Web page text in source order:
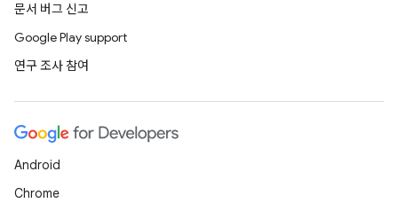
문서 버그 신고
Google Play support
연구 조사 참여
Android
Chrome